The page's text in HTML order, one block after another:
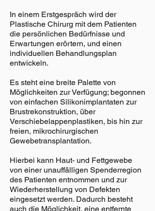
In einem Erstgespräch wird der
Plastische Chirurg mit dem Patienten
die persönlichen Bedürfnisse und
Erwartungen erörtern, und einen
individuellen Behandlungsplan
entwickeln.
Es steht eine breite Palette von
Möglichkeiten zur Verfügung; begonnen
von einfachen Silikonimplantaten zur
Brustrekonstruktion, über
Verschiebelappenplastiken, bis hin zur
freien, mikrochirurgischen
Gewebetransplantation.
Hierbei kann Haut- und Fettgewebe
von einer unauffälligen Spenderregion
des Patienten entnommen und zur
Wiederherstellung von Defekten
eingesetzt werden. Dadurch besteht
auch die Möglichkeit, eine entfernte